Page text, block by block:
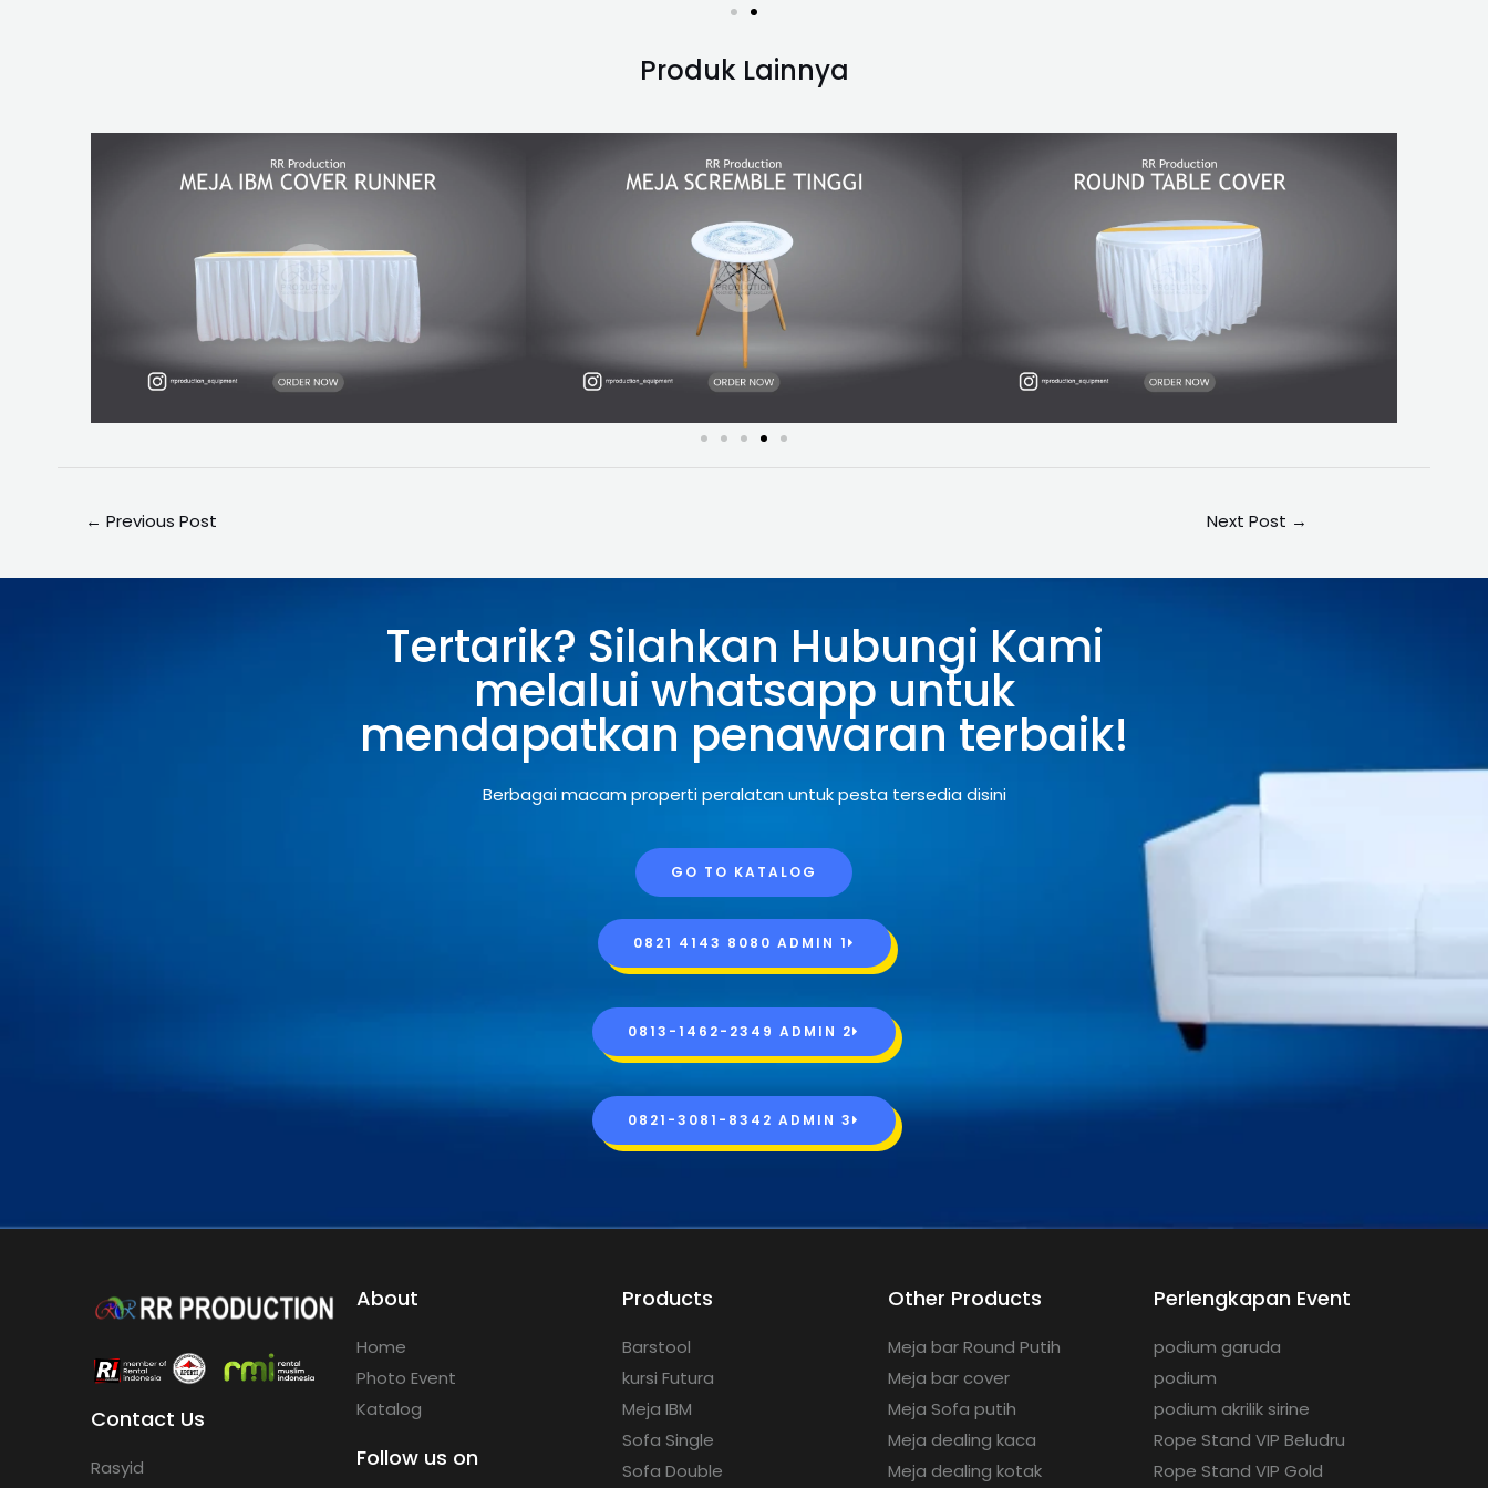
m
Produk Lainnya
← Previous Post Next Post →
Tertarik? Silahkan Hubungi Kami
melalui whatsapp untuk
mendapatkan penawaran terbaik!
Berbagai macam properti peralatan untuk pesta tersedia disini
GO TO KATALOG
0821 4143 8080 ADMIN 1
0813-1462-2349 ADMIN 2
0821-3081-8342 ADMIN 3
Contact Us
Rasyid
About
Home
Photo Event
Katalog
Follow us on
Products
Barstool
kursi Futura
Meja IBM
Sofa Single
Sofa Double
Other Products
Meja bar Round Putih
Meja bar cover
Meja Sofa putih
Meja dealing kaca
Meja dealing kotak
Perlengkapan Event
podium garuda
podium
podium akrilik sirine
Rope Stand VIP Beludru
Rope Stand VIP Gold